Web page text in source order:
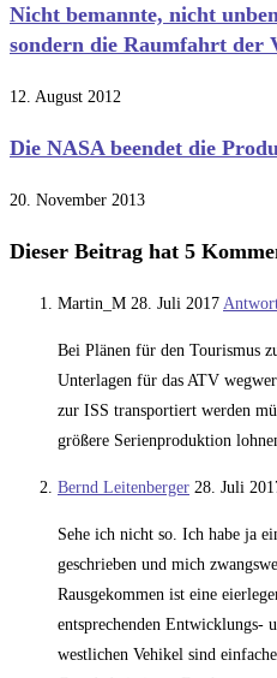
Nicht bemannte, nicht
sondern die Raumfahrt der
12. August 2012
Die NASA beendet die
20. November 2013
Dieser Beitrag hat 5
Martin_M 28. Juli 2017
Bei Plänen für den Tourismus
Unterlagen für das ATV
zur ISS transportiert werden
größere Serienproduktion
Bernd Leitenberger 28. Juli
Sehe ich nicht so. Ich habe ja
geschrieben und mich
Rausgekommen ist eine
entsprechenden Entwicklungs-
westlichen Vehikel sind